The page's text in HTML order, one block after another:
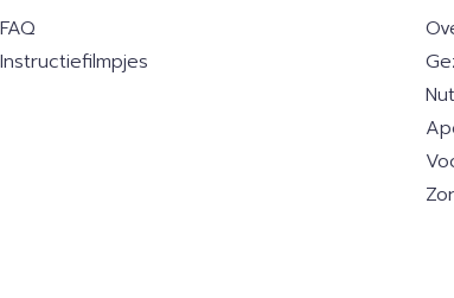
FAQ
Instructiefilmpjes